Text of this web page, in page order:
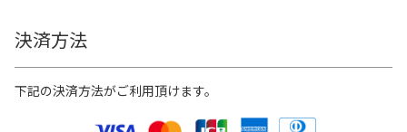
決済方法
下記の決済方法がご利用頂けます。